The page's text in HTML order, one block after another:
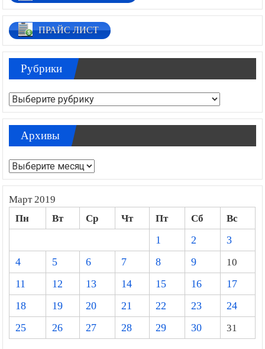
ПРАЙС ЛИСТ
Рубрики
Рубрики
Архивы
Архивы
Март 2019
Пн Вт Ср Чт Пт Сб
Вс
1
2
3
4
5 6 7 8 9
10
11
12 13 14 15 16
17
18
19 20 21 22 23
24
25
26 27 28 29 30 31